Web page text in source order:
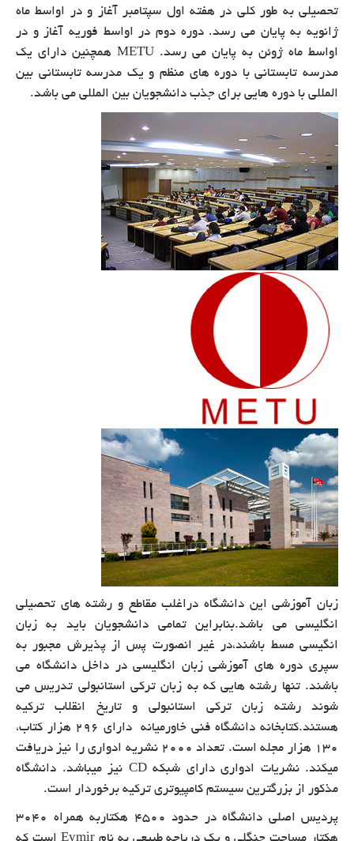
تحصیلی به طور کلی در هفته اول سپتامبر آغاز و در اواسط ماه
ژانویه به پایان می رسد. دوره دوم در اواسط فوریه آغاز و در
اواسط ماه ژوئن به پایان می رسد. METU همچنین دارای یک
مدرسه تابستانی با دوره های منظم و یک مدرسه تابستانی بین
المللی با دوره هایی برای جذب دانشجویان بین المللی می باشد.
زبان آموزشی این دانشگاه دراغلب مقاطع و رشته های تحصیلی
انگلیسی می باشد.بنابراین تمامی دانشجویان باید به زبان
انگیسی مسط باشند،در غیر انصورت پس از پذیرش مجبور به
سپری دوره های آموزشی زبان انگلیسی در داخل دانشگاه می
باشند. تنها رشته هايي كه به زبان تركي استانبولي تدريس مي
شوند رشته زبان تركي استانبولي و تاريخ انقلاب تركيه
هستند.كتابخانه دانشگاه فنی خاورمیانه دارای ۲۹۶ هزار كتاب،
۱۳۰ هزار مجله است. تعداد ۲۰۰۰ نشریه ادواری را نیز دریافت
میكند. نشریات ادواری دارای شبكهCD نیز میباشد. دانشگاه
مذكور از بزرگترین سیستم كامپیوتری تركیه برخوردار است.
پردیس اصلی دانشگاه در حدود 4500 هکتاربه همراه 3040